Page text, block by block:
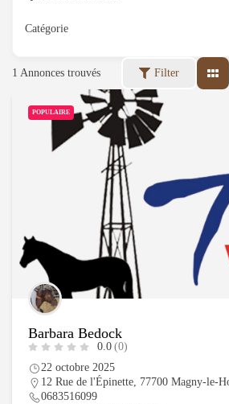
Catégorie
1 Annonces trouvés Filter
POPULAIRE
Barbara Bedock
0.0 (0)
22 octobre 2025
12 Rue de l'Épinette, 77700 Magny-le-
0683516099